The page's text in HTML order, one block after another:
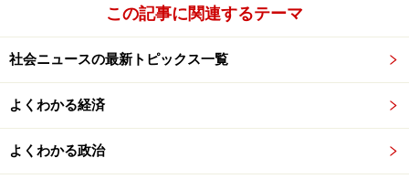
むと、頭がボーっとしますが、これはお酒に含まれるア
ルコールが中枢神経を抑制するからです。飲み過ぎると
意識が朦朧とすることもあります。
作用機序は違いますが、大まかな方向性としては、フェ
ンタニルとお酒は「中枢神経を抑制する」という点では
共通しています。お酒を飲んだときにフラフラするのと
この記事に関連するテーマ
社会ニュースの最新トピックス一覧
よくわかる経済
よくわかる政治